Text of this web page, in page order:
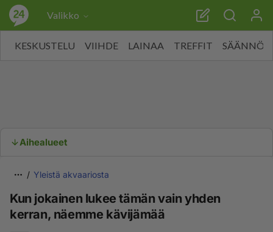
Valikko
KESKUSTELU VIIHDE LAINAA TREFFIT SÄÄNNÖT
Aihealueet
Yleistä akvaariosta
Kun jokainen lukee tämän vain yhden
kerran, näemme kävijämää